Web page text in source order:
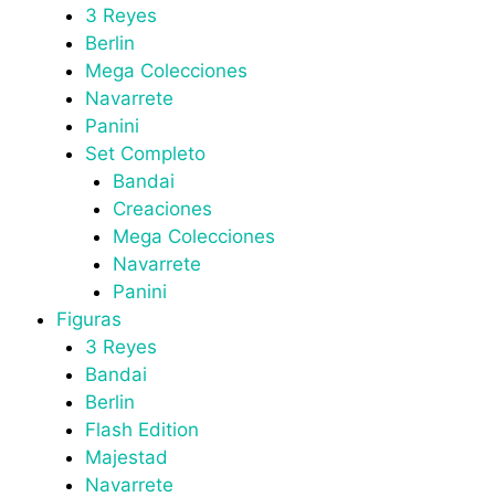
3 Reyes
Berlin
Mega Colecciones
Navarrete
Panini
Set Completo
Bandai
Creaciones
Mega Colecciones
Navarrete
Panini
Figuras
3 Reyes
Bandai
Berlin
Flash Edition
Majestad
Navarrete